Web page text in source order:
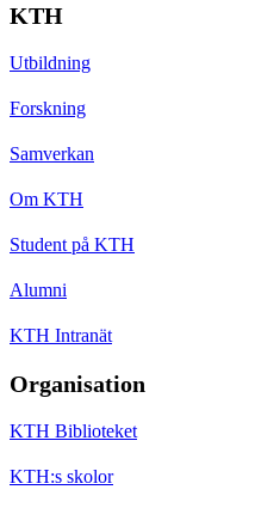
KTH
Utbildning
Forskning
Samverkan
Om KTH
Student på KTH
Alumni
KTH Intranät
Organisation
KTH Biblioteket
KTH:s skolor